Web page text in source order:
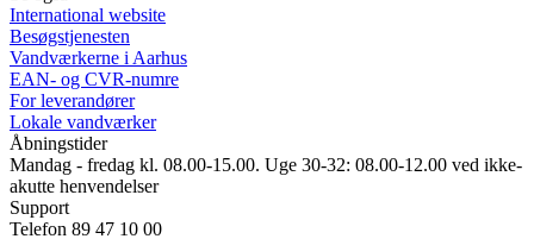
International website
Besøgstjenesten
Vandværkerne i Aarhus
EAN- og CVR-numre
For leverandører
Lokale vandværker
Åbningstider
Mandag - fredag kl. 08.00-15.00. Uge 30-32: 08.00-12.00 ved ikke-
akutte henvendelser
Support
Telefon 89 47 10 00